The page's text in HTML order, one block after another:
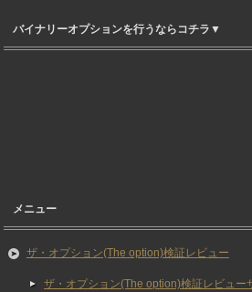
バイナリーオプションを行うならコチラ▼
メニュー
ザ・オプション(The option)検証レビュー
ザ・オプション(The option)検証レビュー